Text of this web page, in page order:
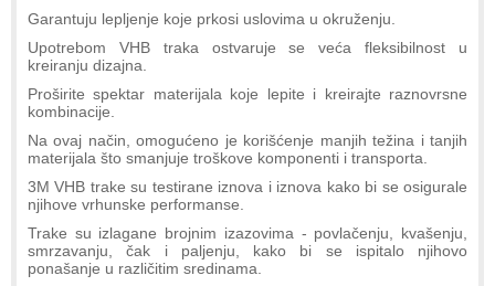
Garantuju lepljenje koje prkosi uslovima u okruženju.
Upotrebom VHB traka ostvaruje se veća fleksibilnost u
kreiranju dizajna.
Proširite spektar materijala koje lepite i kreirajte raznovrsne
kombinacije.
Na ovaj način, omogućeno je korišćenje manjih težina i tanjih
materijala što smanjuje troškove komponenti i transporta.
3M VHB trake su testirane iznova i iznova kako bi se osigurale
njihove vrhunske performanse.
Trake su izlagane brojnim izazovima - povlačenju, kvašenju,
smrzavanju, čak i paljenju, kako bi se ispitalo njihovo
ponašanje u različitim sredinama.